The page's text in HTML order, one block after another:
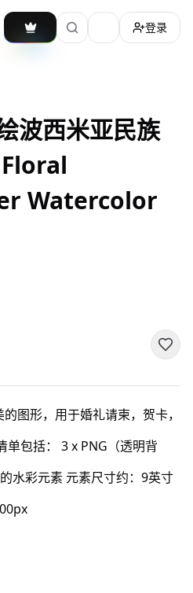
加载主题切换
登录
波西米亚民族
Watercolor
图形，用于婚礼请柬，贺卡，
单包括： 3 x PNG（透明背
水彩元素 元素尺寸约：9英寸